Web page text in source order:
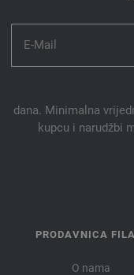
dana. Minimalna
kupcu i narudžbi
PRODAVNICA
O nama